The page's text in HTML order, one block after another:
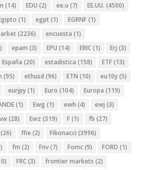
(14) EDU (2) ee.u (7) EE.UU. (4500)
(1) egpt (1) EGRNF(1)
(2236) encuesta (1)
epam (3) EPU (14) ERIC(1) Erj (3)
España (20) estadistica (158) ETF(13)
(95) ethusd (96) ETN (10) eu10y(5)
eurjpy(1) Euro (104) Europa (119)
(1) Ewg (1) ewh (4) ewj (3)
(28) Ewz (319) F(1) fb (27)
(26) ffie (2) Fibonacci (3996)
fm (2) Fnv(7) Fomc(9) FORD (1)
FRC(3) frontier markets (2)